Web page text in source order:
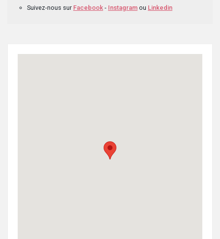
Suivez-nous sur Facebook - Instagram ou Linkedin